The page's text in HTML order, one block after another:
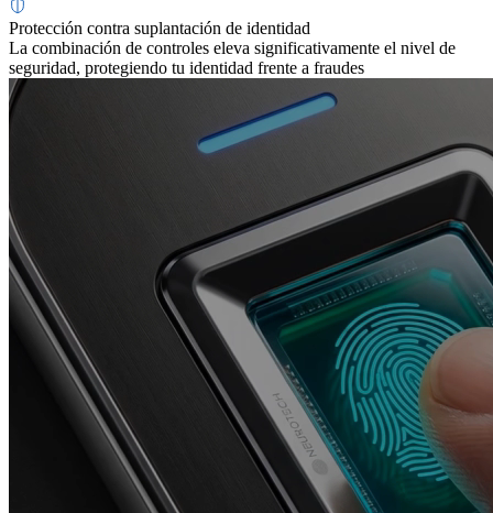
Protección contra suplantación de identidad
La combinación de controles eleva significativamente el nivel de
seguridad, protegiendo tu identidad frente a fraudes